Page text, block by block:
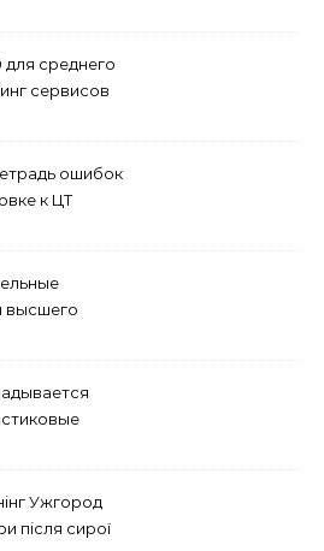
среднего
сервисов
ошибок
к ЦТ
высшего
Ужгород
після сирої